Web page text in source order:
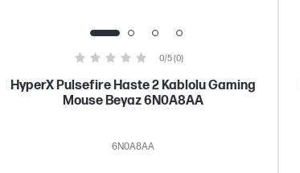
0/5 (0)
HyperX Pulsefire Haste 2 Kablolu Gaming
Mouse Beyaz 6N0A8AA
6N0A8AA